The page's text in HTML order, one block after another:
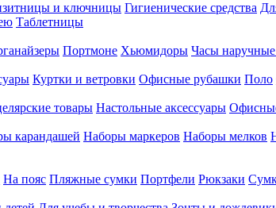
и ключницы Гигиенические средства
Таблетницы
Портмоне Хьюмидоры Часы
Куртки и ветровки Офисные рубашки Поло
товары Настольные аксессуары
карандашей Наборы маркеров Наборы мелков
На пояс Пляжные сумки Портфели Рюкзаки